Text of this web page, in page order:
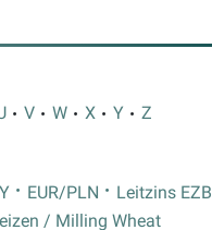
V W X Y Z
EUR/PLN Leitzins EZB
/ Milling Wheat